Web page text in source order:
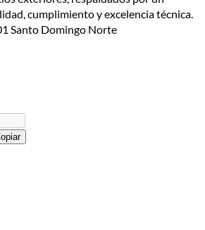
cumplimiento y excelencia técnica.
Santo Domingo Norte